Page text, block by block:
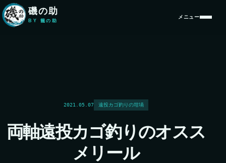
本文へ移動磯の助
BY 籠の助
メニュー
2021.05.07 遠投カゴ釣りの坩堝
両軸遠投カゴ釣りのオスス
メリール